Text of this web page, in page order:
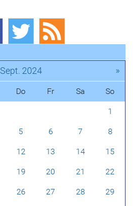
Sept. 2024 »
Do Fr Sa So
1
5 6 7 8
12 13 14 15
19 20 21 22
26 27 28 29